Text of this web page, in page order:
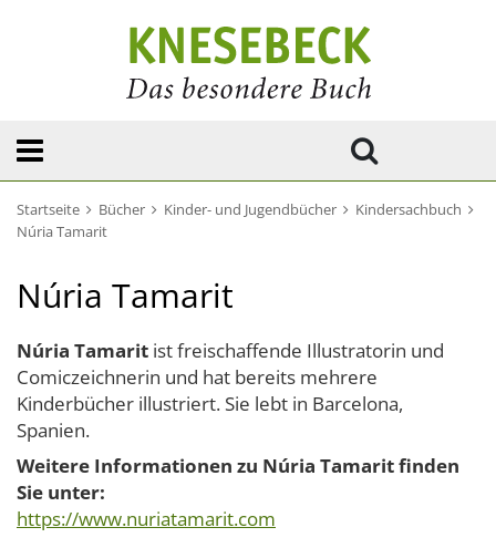
Startseite Bücher Kinder- und Jugendbücher
Kindersachbuch
Núria Tamarit
Núria Tamarit
Núria Tamarit ist freischaffende Illustratorin und
Comiczeichnerin und hat bereits mehrere
Kinderbücher illustriert. Sie lebt in Barcelona,
Spanien.
Weitere Informationen zu Núria Tamarit finden
Sie unter:
https://www.nuriatamarit.com